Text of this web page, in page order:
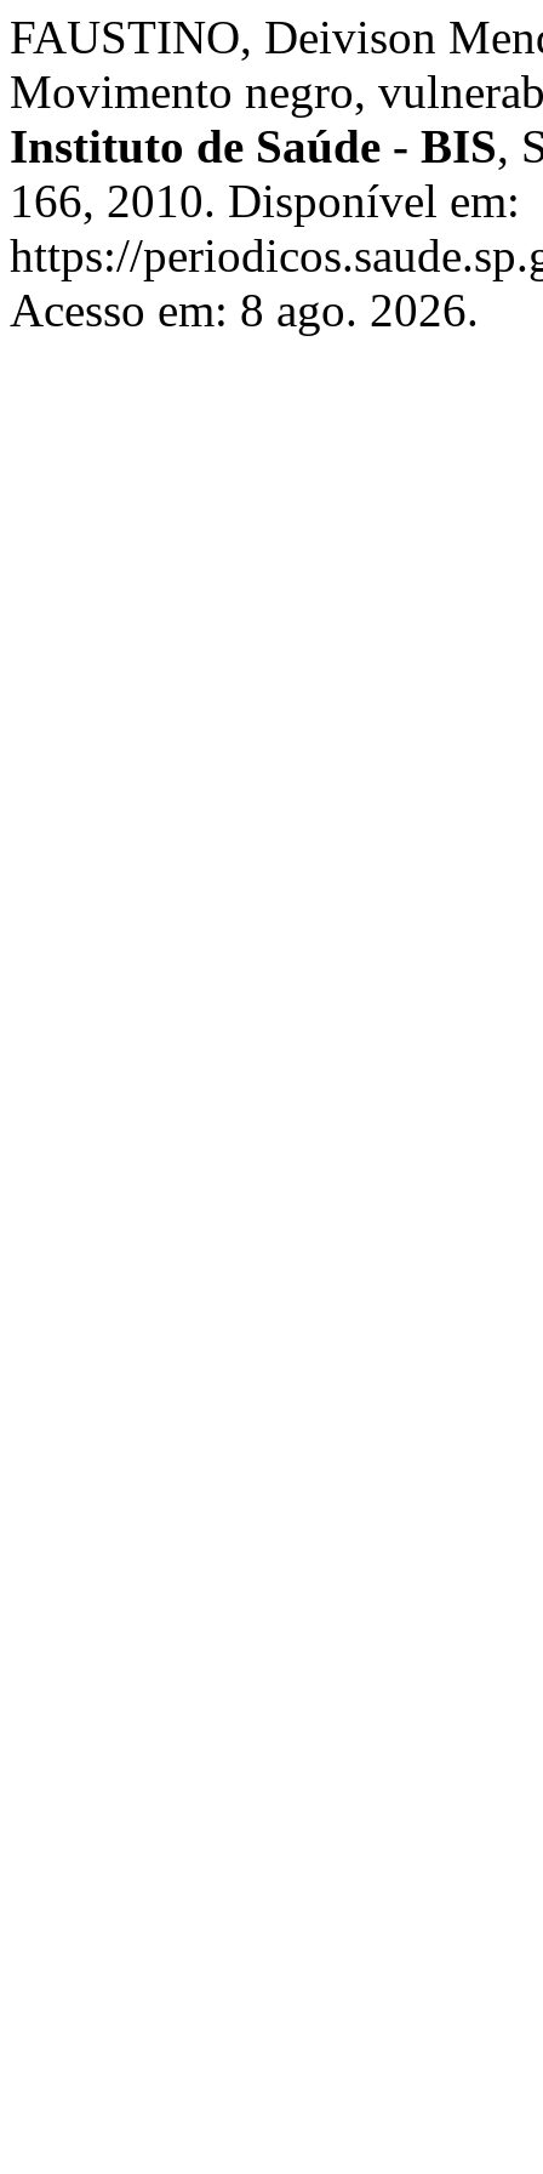
FAUSTINO, Deivison
Movimento negro,
Instituto de Saúde - BIS,
166, 2010. Disponível em:
https://
Acesso em: 8 ago. 2026.